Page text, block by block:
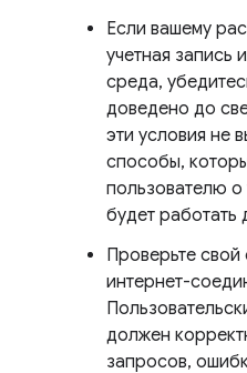
Если вашему
учетная запись
среда,
доведено до
эти условия не
способы,
пользователю
будет
Проверьте
интернет-
должен
запросов,